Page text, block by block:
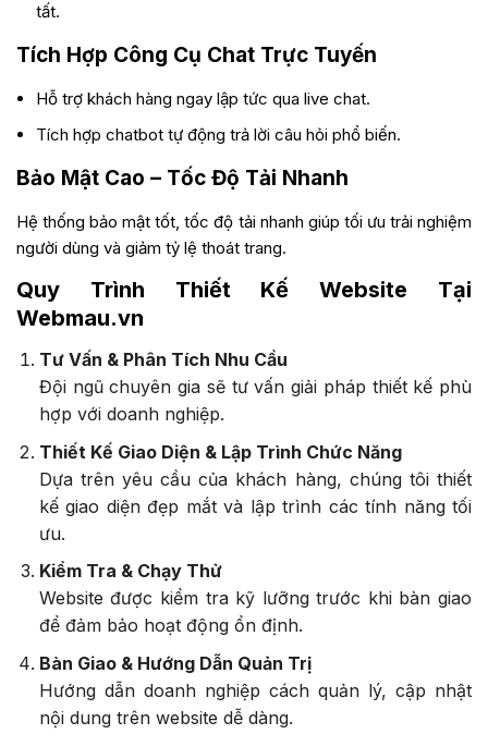
tất.
Tích Hợp Công Cụ Chat Trực Tuyến
Hỗ trợ khách hàng ngay lập tức qua live chat.
Tích hợp chatbot tự động trả lời câu hỏi phổ biến.
Bảo Mật Cao – Tốc Độ Tải Nhanh
Hệ thống bảo mật tốt, tốc độ tải nhanh giúp tối ưu trải nghiệm
người dùng và giảm tỷ lệ thoát trang.
Quy Trình Thiết Kế Website Tại
Webmau.vn
Tư Vấn & Phân Tích Nhu Cầu
Đội ngũ chuyên gia sẽ tư vấn giải pháp thiết kế phù
hợp với doanh nghiệp.
Thiết Kế Giao Diện & Lập Trình Chức Năng
Dựa trên yêu cầu của khách hàng, chúng tôi thiết
kế giao diện đẹp mắt và lập trình các tính năng tối
ưu.
Kiểm Tra & Chạy Thử
Website được kiểm tra kỹ lưỡng trước khi bàn giao
để đảm bảo hoạt động ổn định.
Bàn Giao & Hướng Dẫn Quản Trị
Hướng dẫn doanh nghiệp cách quản lý, cập nhật
nội dung trên website dễ dàng.